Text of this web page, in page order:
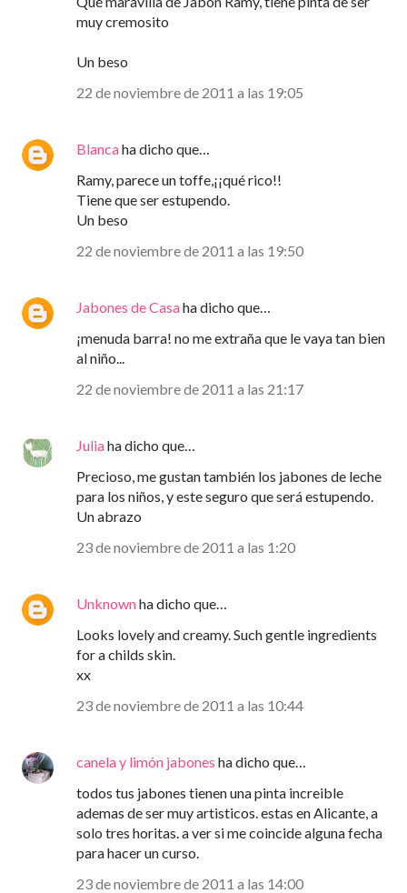
muy cremosito
Un beso
22 de noviembre de 2011 a las 19:05
Blancaha dicho que…
Ramy, parece un toffe,¡¡qué rico!!
Tiene que ser estupendo.
Un beso
22 de noviembre de 2011 a las 19:50
Jabones de Casaha dicho que…
¡menuda barra! no me extraña que le vaya tan bien
al niño...
22 de noviembre de 2011 a las 21:17
Juliaha dicho que…
Precioso, me gustan también los jabones de leche
para los niños, y este seguro que será estupendo.
Un abrazo
23 de noviembre de 2011 a las 1:20
Unknownha dicho que…
Looks lovely and creamy. Such gentle ingredients
for a childs skin.
xx
23 de noviembre de 2011 a las 10:44
canela y limón jabones ha dicho que…
todos tus jabones tienen una pinta increible
ademas de ser muy artisticos. estas en Alicante, a
solo tres horitas. a ver si me coincide alguna fecha
para hacer un curso.
23 de noviembre de 2011 a las 14:00